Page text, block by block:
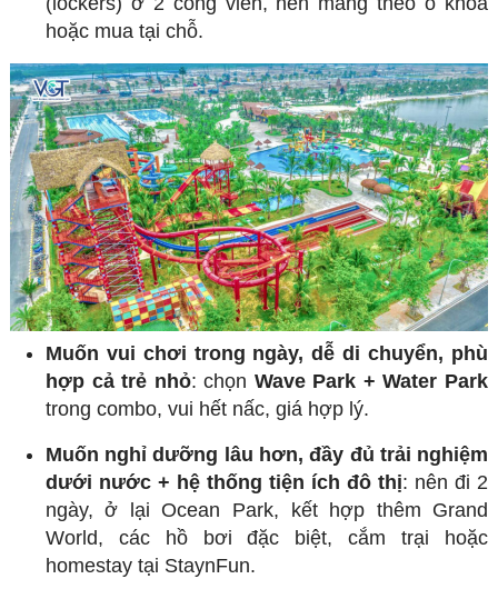
hoặc mua tại chỗ.
Muốn vui chơi trong ngày, dễ di chuyển, phù
hợp cả trẻ nhỏ: chọn Wave Park + Water Park
trong combo, vui hết nấc, giá hợp lý.
Muốn nghỉ dưỡng lâu hơn, đầy đủ trải nghiệm
dưới nước + hệ thống tiện ích đô thị: nên đi 2
ngày, ở lại Ocean Park, kết hợp thêm Grand
World, các hồ bơi đặc biệt, cắm trại hoặc
homestay tại StaynFun.